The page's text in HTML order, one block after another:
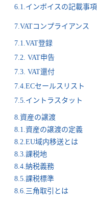
6.1.インボイスの記載事項
7.VATコンプライアンス
7.1.VAT登録
7.2. VAT申告
7.3. VAT還付
7.4.ECセールスリスト
7.5.イントラスタット
8.資産の譲渡
8.1.資産の譲渡の定義
8.2.EU域内移送とは
8.3.課税地
8.4.納税義務
8.5.課税標準
8.6.三角取引とは